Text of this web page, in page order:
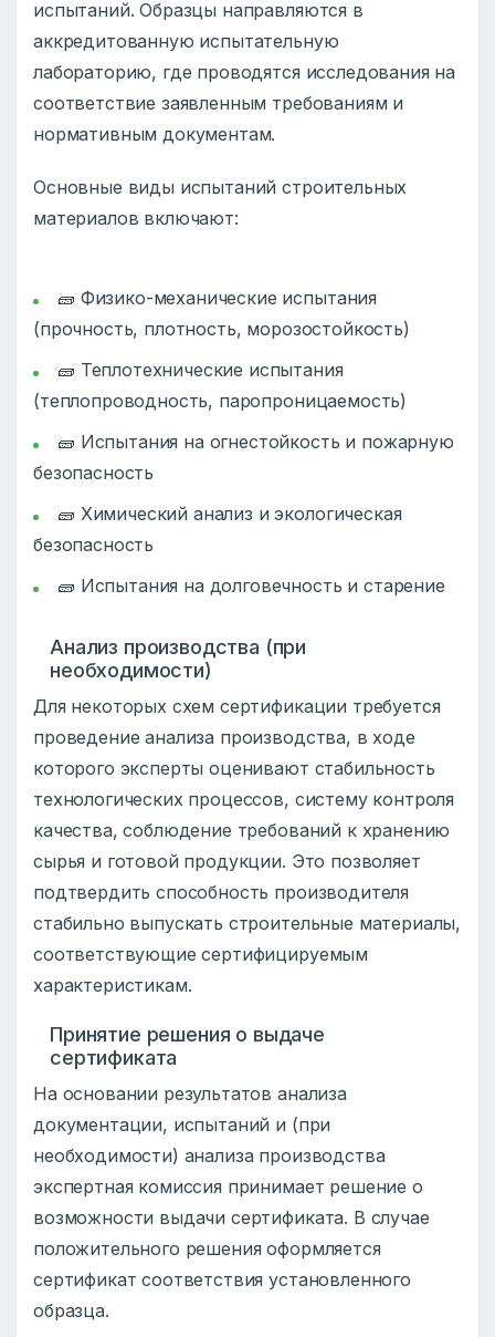
испытаний. Образцы направляются в
аккредитованную испытательную
лабораторию, где проводятся исследования на
соответствие заявленным требованиям и
нормативным документам.
Основные виды испытаний строительных
материалов включают:
🧱 Физико-механические испытания
(прочность, плотность, морозостойкость)
🧱 Теплотехнические испытания
(теплопроводность, паропроницаемость)
🧱 Испытания на огнестойкость и пожарную
безопасность
🧱 Химический анализ и экологическая
безопасность
🧱 Испытания на долговечность и старение
Анализ производства (при
необходимости)
Для некоторых схем сертификации требуется
проведение анализа производства, в ходе
которого эксперты оценивают стабильность
технологических процессов, систему контроля
качества, соблюдение требований к хранению
сырья и готовой продукции. Это позволяет
подтвердить способность производителя
стабильно выпускать строительные материалы,
соответствующие сертифицируемым
характеристикам.
Принятие решения о выдаче
сертификата
На основании результатов анализа
документации, испытаний и (при
необходимости) анализа производства
экспертная комиссия принимает решение о
возможности выдачи сертификата. В случае
положительного решения оформляется
сертификат соответствия установленного
образца.